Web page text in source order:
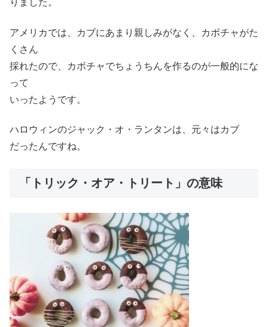
りました。
アメリカでは、カブにあまり親しみがなく、カボチャがた
くさん
採れたので、カボチャでちょうちんを作るのが一般的にな
って
いったようです。
ハロウィンのジャック・オ・ランタンは、元々はカブ
だったんですね。
「トリック・オア・トリート」の意味